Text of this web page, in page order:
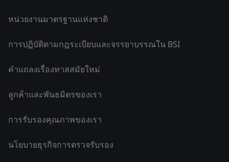
หน่วยงานมาตรฐานแห่งชาติ
การปฏิบัติตามกฎระเบียบและจรรยาบรรณใน BSI
คำแถลงเรื่องทาสสมัยใหม่
ลูกค้าและพันธมิตรของเรา
การรับรองคุณภาพของเรา
นโยบายธุรกิจการตรวจรับรอง